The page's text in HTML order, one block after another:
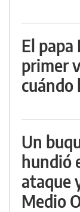
El
primer
cuándo
Un
hundió
ataque
Medio